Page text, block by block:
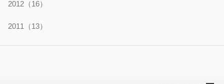
2012 （16）
2011 （13）